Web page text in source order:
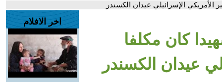
الأمريكي الإسرائيلي عيدان الكسندر
كان مكلفا
عيدان الكسندر
اخر الافلام